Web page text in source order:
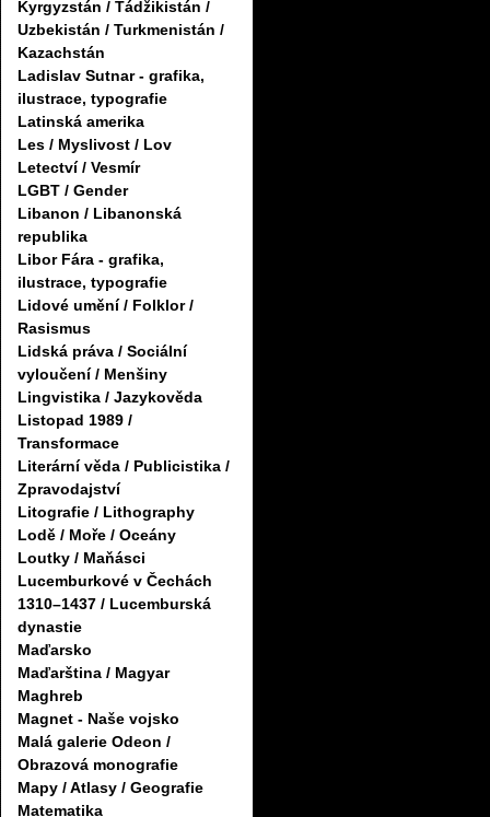
Kyrgyzstán / Tádžikistán /
Uzbekistán / Turkmenistán /
Kazachstán
Ladislav Sutnar - grafika,
ilustrace, typografie
Latinská amerika
Les / Myslivost / Lov
Letectví / Vesmír
LGBT / Gender
Libanon / Libanonská
republika
Libor Fára - grafika,
ilustrace, typografie
Lidové umění / Folklor /
Rasismus
Lidská práva / Sociální
vyloučení / Menšiny
Lingvistika / Jazykověda
Listopad 1989 /
Transformace
Literární věda / Publicistika /
Zpravodajství
Litografie / Lithography
Lodě / Moře / Oceány
Loutky / Maňásci
Lucemburkové v Čechách
1310–1437 / Lucemburská
dynastie
Maďarsko
Maďarština / Magyar
Maghreb
Magnet - Naše vojsko
Malá galerie Odeon /
Obrazová monografie
Mapy / Atlasy / Geografie
Matematika